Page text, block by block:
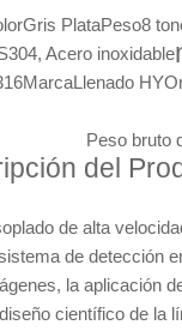
Gris PlataPeso8
Acero inoxidable
MarcaLlenado HY
Peso bruto
del
de alta
de detección
la aplicación
científico de la